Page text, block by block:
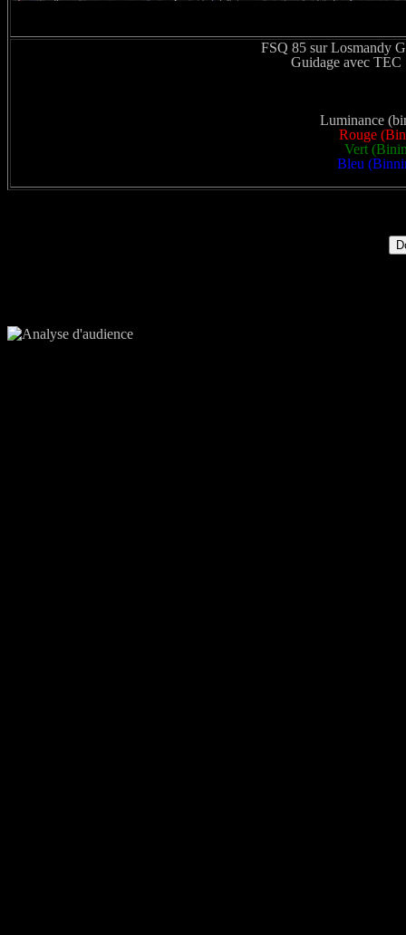
FSQ 85 sur Losmandy
Guidage avec TEC
Luminance
Rouge
Vert
Bleu